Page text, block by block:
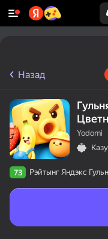
Назад
Yodomi
73 Рэйтынг Яндэкс